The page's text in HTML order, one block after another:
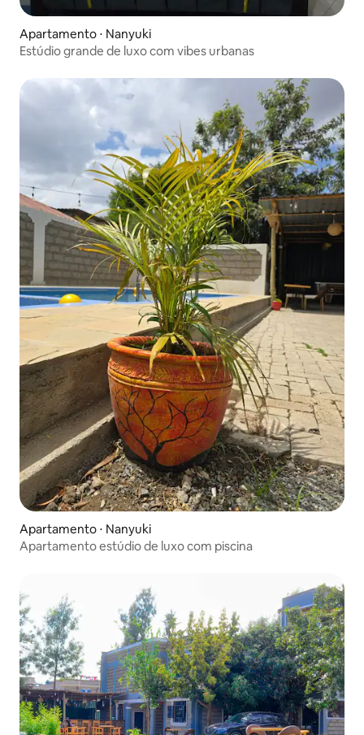
Apartamento ⋅ Nanyuki
Estúdio grande de luxo com vibes urbanas
Apartamento ⋅ Nanyuki
Apartamento estúdio de luxo com piscina